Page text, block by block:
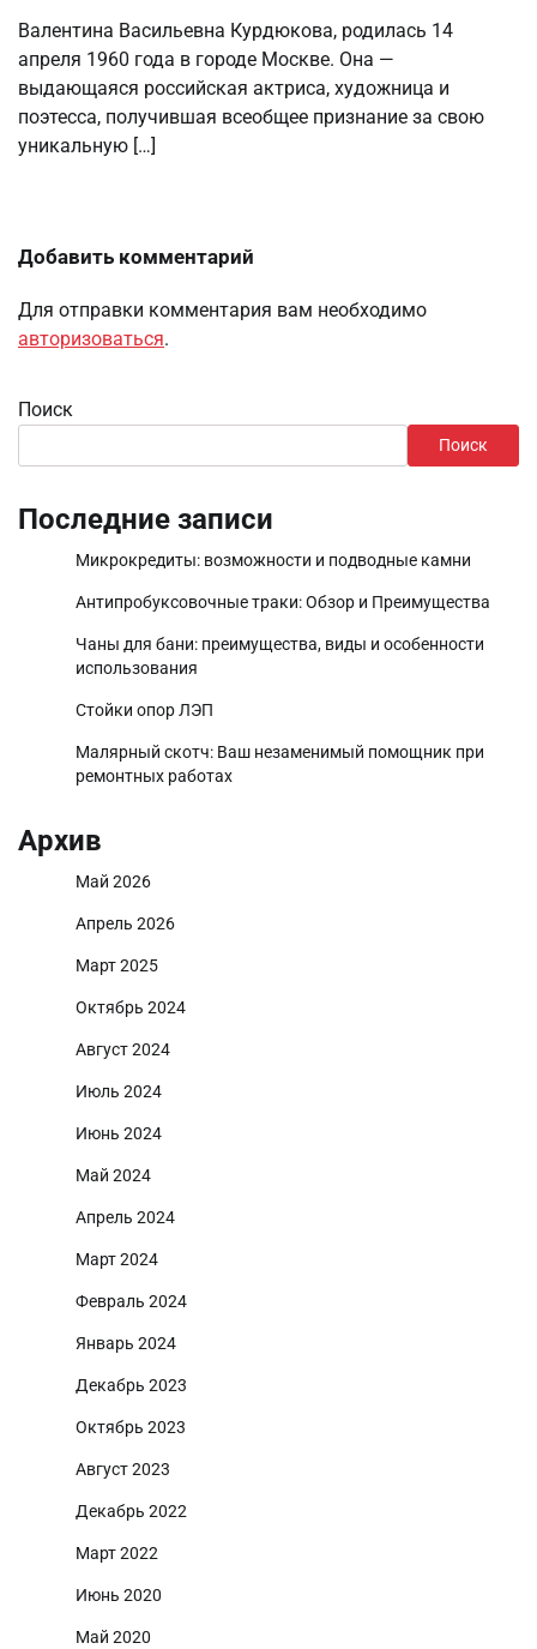
Валентина Васильевна Курдюкова, родилась 14
апреля 1960 года в городе Москве. Она —
выдающаяся российская актриса, художница и
поэтесса, получившая всеобщее признание за свою
уникальную […]
Добавить комментарий
Для отправки комментария вам необходимо
авторизоваться.
Поиск
Поиск
Последние записи
Микрокредиты: возможности и подводные камни
Антипробуксовочные траки: Обзор и Преимущества
Чаны для бани: преимущества, виды и особенности
использования
Стойки опор ЛЭП
Малярный скотч: Ваш незаменимый помощник при
ремонтных работах
Архив
Май 2026
Апрель 2026
Март 2025
Октябрь 2024
Август 2024
Июль 2024
Июнь 2024
Май 2024
Апрель 2024
Март 2024
Февраль 2024
Январь 2024
Декабрь 2023
Октябрь 2023
Август 2023
Декабрь 2022
Март 2022
Июнь 2020
Май 2020